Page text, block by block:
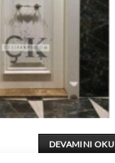
DEVAMINI OKU